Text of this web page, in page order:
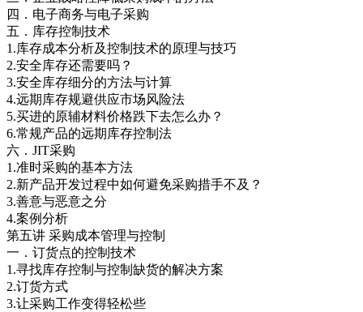
四．电子商务与电子采购
五．库存控制技术
1.库存成本分析及控制技术的原理与技巧
2.安全库存还需要吗？
3.安全库存细分的方法与计算
4.远期库存规避供应市场风险法
5.买进的原辅材料价格跌下去怎么办？
6.常规产品的远期库存控制法
六．JIT采购
1.准时采购的基本方法
2.新产品开发过程中如何避免采购措手不及？
3.善意与恶意之分
4.案例分析
第五讲 采购成本管理与控制
一．订货点的控制技术
1.寻找库存控制与控制缺货的解决方案
2.订货方式
3.让采购工作变得轻松些